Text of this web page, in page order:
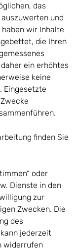
das
und
haben wir Inhalte
die Ihren
ein erhöhtes
keine
Eingesetzte
finden Sie
oder
Dienste in den
zur
Zwecken. Die
des
jederzeit
widerrufen